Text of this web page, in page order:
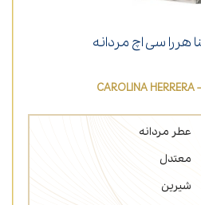
هررا سی اچ مردانه
CAROLINA
عطر مردانه
معتدل
شیرین